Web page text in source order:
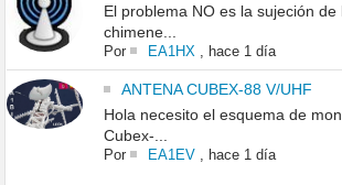
El problema NO es la sujeción de
chimene...
Por EA1HX hace 1 día
ANTENA CUBEX-88 V/UHF
Hola necesito el esquema de
Cubex-...
Por EA1EV, hace 1 día